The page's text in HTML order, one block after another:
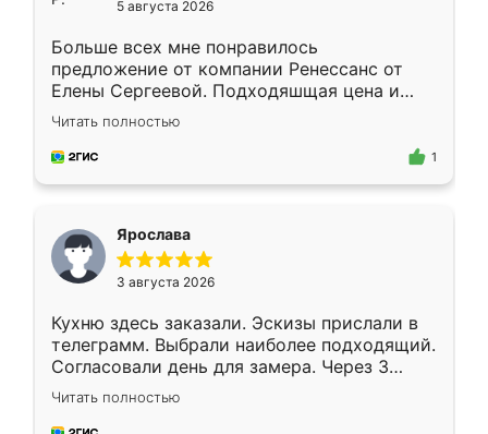
5 августа 2026
Больше всех мне понравилось
предложение от компании Ренессанс от
Елены Сергеевой. Подходяшщая цена и
короткие сроки изготовления. Приехавший
для замера сотрудник Владислав
предложил по моему эскизу самый
Читать полностью
1
Ярослава
3 августа 2026
Кухню здесь заказали. Эскизы прислали в
телеграмм. Выбрали наиболее подходящий.
Согласовали день для замера. Через 3
недели кухня была уже готова. Остались
довольны работой. Спасибо Ренессанс
Читать полностью